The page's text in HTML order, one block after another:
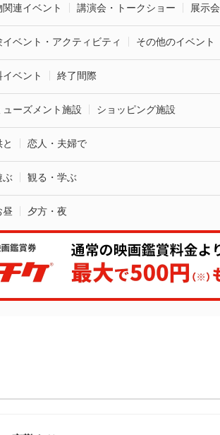
関連イベント 講演会・トークショー 展示会
イベント・アクティビティ その他のイベント
イベント 終了間際
ューズメント施設 ショッピング施設
恋人・夫婦で
ぶ 観る・学ぶ
昼 夕方・夜